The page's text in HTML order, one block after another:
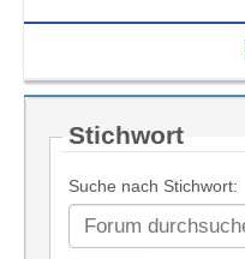
Stichwort
Suche nach Stichwort: